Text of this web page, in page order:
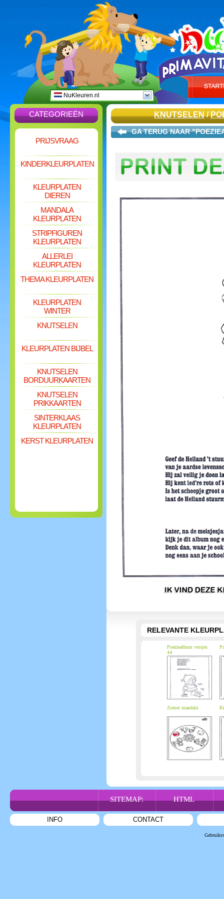
NuKleuren.nl
CATEGORIEËN
PRIJSVRAAG
KINDERKLEURPLATEN
KLEURPLATEN
DIEREN
MANDALA
KLEURPLATEN
STRIPFIGUREN
KLEURPLATEN
ALLERLEI
KLEURPLATEN
THEMA KLEURPLATEN
KLEURPLATEN
WINTER
KNUTSELEN
KLEURPLATEN BIJBEL
KNUTSELEN
BORDUURKAARTEN
KNUTSELEN
PRIKKAARTEN
SINTERKLAAS
KLEURPLATEN
KERST KLEURPLATEN
KNUTSELEN/
GA TERUG NAAR
RELEVANTE
Poeziealbum versjes
44
Zomer mandala
SITEMAP: HTML
INFO CONTACT